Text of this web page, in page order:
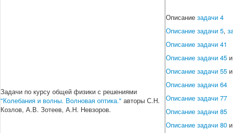
Задачи по курсу общей физики с решениями
"Колебания и волны. Волновая оптика." авторы С.Н.
Козлов, А.В. Зотеев, А.Н. Невзоров.
Описание задачи 4
Описание задачи 5,
Описание задачи 41
Описание задачи 45 и
Описание задачи 55 и
Описание задачи 64
Описание задачи 77
Описание задачи 85
Описание задачи 80 и